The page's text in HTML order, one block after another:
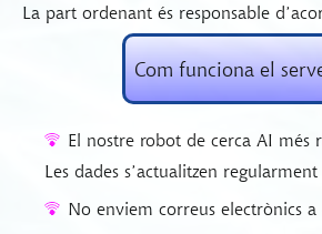
La part ordenant és responsable
Com funciona el
El nostre robot de cerca AI més
Les dades s’actualitzen
No enviem correus electrònics